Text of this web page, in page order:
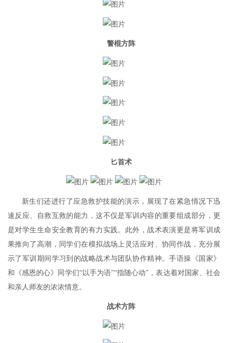
警棍方阵
匕首术
新生们还进行了应急救护技能的演示，展现了在紧急情况下迅
速反应、自救互救的能力，这不仅是军训内容的重要组成部分，更
是对学生生命安全教育的有力实践。此外，战术表演更是将军训成
果推向了高潮，同学们在模拟战场上灵活应对、协同作战，充分展
示了军训期间学习到的战略战术与团队协作精神。手语操《国家》
和《感恩的心》同学们“以手为语”“指随心动”，表达着对国家、社会
和亲人师友的浓浓情意。
战术方阵